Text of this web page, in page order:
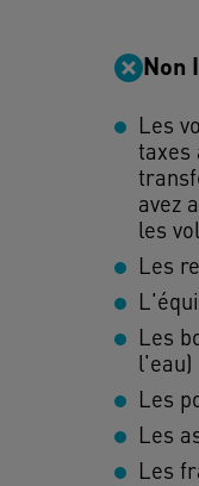
Non
Les
taxes
avez
les
Les
Les
l'eau)
Les
Les
Les